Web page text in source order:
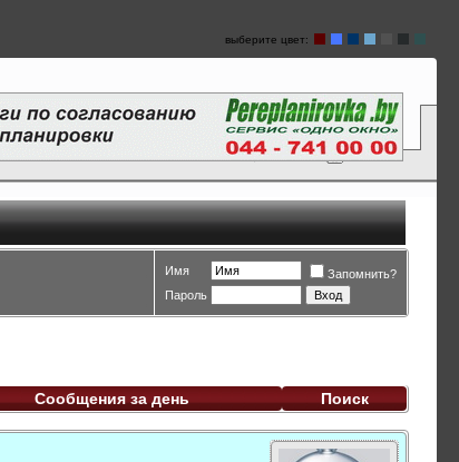
выберите цвет:
Имя
Запомнить?
Пароль
Сообщения за день Поиск